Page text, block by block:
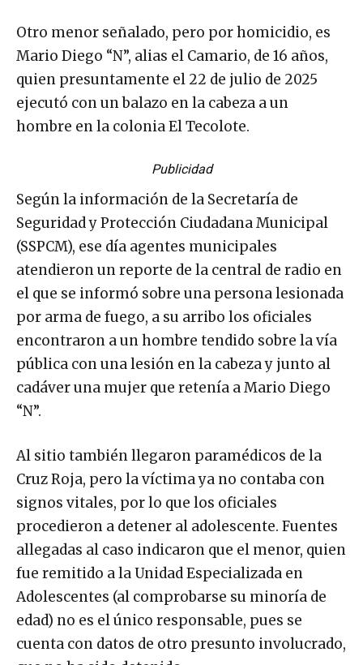
Otro menor señalado, pero por homicidio, es
Mario Diego “N”, alias el Camario, de 16 años,
quien presuntamente el 22 de julio de 2025
ejecutó con un balazo en la cabeza a un
hombre en la colonia El Tecolote.
Publicidad
Según la información de la Secretaría de
Seguridad y Protección Ciudadana Municipal
(SSPCM), ese día agentes municipales
atendieron un reporte de la central de radio en
el que se informó sobre una persona lesionada
por arma de fuego, a su arribo los oficiales
encontraron a un hombre tendido sobre la vía
pública con una lesión en la cabeza y junto al
cadáver una mujer que retenía a Mario Diego
“N”.
Al sitio también llegaron paramédicos de la
Cruz Roja, pero la víctima ya no contaba con
signos vitales, por lo que los oficiales
procedieron a detener al adolescente. Fuentes
allegadas al caso indicaron que el menor, quien
fue remitido a la Unidad Especializada en
Adolescentes (al comprobarse su minoría de
edad) no es el único responsable, pues se
cuenta con datos de otro presunto involucrado,